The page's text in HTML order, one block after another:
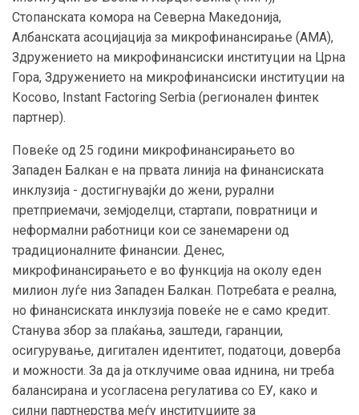
Стопанската комора на Северна Македонија,
Албанската асоцијација за микрофинансирање (AMA),
Здружението на микрофинансиски институции на Црна
Гора, Здружението на микрофинансиски институции на
Косово, Instant Factoring Serbia (регионален финтек
партнер).
Повеќе од 25 години микрофинансирањето во
Западен Балкан е на првата линија на финансиската
инклузија - достигнувајќи до жени, рурални
претприемачи, земјоделци, стартапи, повратници и
неформални работници кои се занемарени од
традиционалните финансии. Денес,
микрофинансирањето е во функција на околу еден
милион луѓе низ Западен Балкан. Потребата е реална,
но финансиската инклузија повеќе не е само кредит.
Станува збор за плаќања, заштеди, гаранции,
осигурување, дигитален идентитет, податоци, доверба
и можности. За да ја отклучиме оваа иднина, ни треба
балансирана и усогласена регулатива со ЕУ, како и
силни партнерства меѓу институциите за